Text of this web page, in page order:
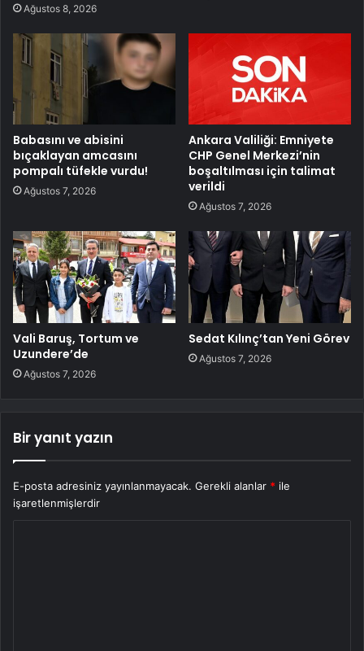
Ağustos 8, 2026
Babasını ve abisini
bıçaklayan amcasını
pompalı tüfekle vurdu!
Ağustos 7, 2026
Ankara Valiliği: Emniyete
CHP Genel Merkezi’nin
boşaltılması için talimat
verildi
Ağustos 7, 2026
Vali Baruş, Tortum ve
Uzundere’de
Ağustos 7, 2026
Sedat Kılınç’tan Yeni Görev
Ağustos 7, 2026
Bir yanıt yazın
E-posta adresiniz yayınlanmayacak. Gerekli alanlar * ile
işaretlenmişlerdir